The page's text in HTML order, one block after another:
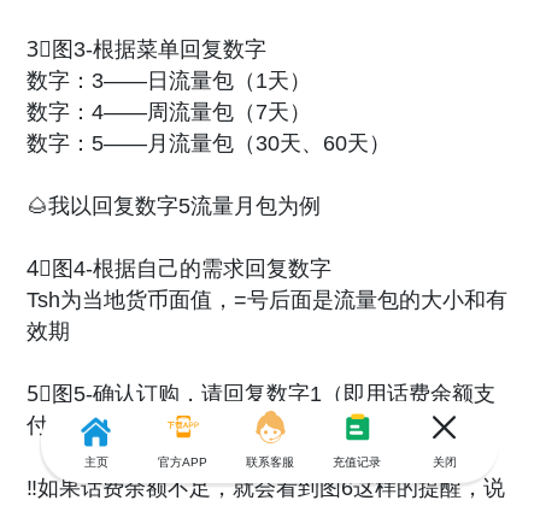
3⃣️图3-根据菜单回复数字
数字：3——日流量包（1天）
数字：4——周流量包（7天）
数字：5——月流量包（30天、60天）
🌰我以回复数字5流量月包为例
4⃣️图4-根据自己的需求回复数字
Tsh为当地货币面值，=号后面是流量包的大小和有
效期
5⃣️图5-确认订购，请回复数字1（即用话费余额支
付）；当话费余额大于所需💰即可成功
‼️如果话费余额不足，就会看到图6这样的提醒，说
主页 官方APP 联系客服 充值记录 关闭